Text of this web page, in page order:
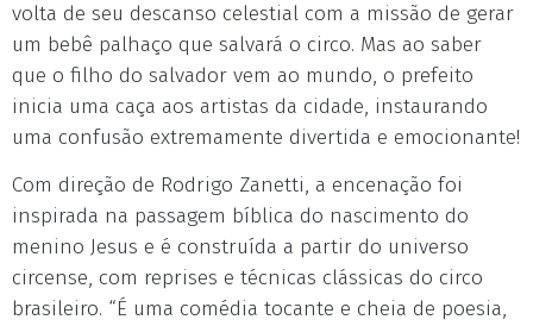
volta de seu descanso celestial com a missão de gerar
um bebê palhaço que salvará o circo. Mas ao saber
que o filho do salvador vem ao mundo, o prefeito
inicia uma caça aos artistas da cidade, instaurando
uma confusão extremamente divertida e emocionante!
Com direção de Rodrigo Zanetti, a encenação foi
inspirada na passagem bíblica do nascimento do
menino Jesus e é construída a partir do universo
circense, com reprises e técnicas clássicas do circo
brasileiro. “É uma comédia tocante e cheia de poesia,